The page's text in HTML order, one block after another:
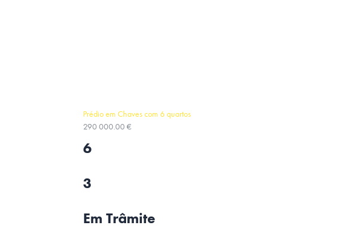
Prédio em Chaves com 6 quartos
290 000.00 €
6
3
Em Trâmite